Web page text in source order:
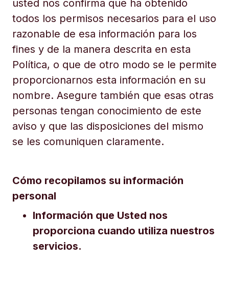
usted nos confirma que ha obtenido
todos los permisos necesarios para el uso
razonable de esa información para los
fines y de la manera descrita en esta
Política, o que de otro modo se le permite
proporcionarnos esta información en su
nombre. Asegure también que esas otras
personas tengan conocimiento de este
aviso y que las disposiciones del mismo
se les comuniquen claramente.
Cómo recopilamos su información
personal
Información que Usted nos
proporciona cuando utiliza nuestros
servicios.